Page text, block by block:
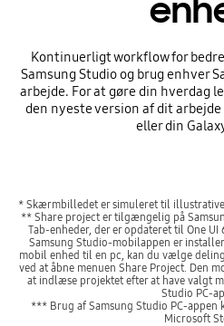
Kontinuerligt workflow for
Samsung Studio og brug enhver
arbejde. For at gøre din hverdag
den nyeste version af dit
eller din
* Skærmbilledet er simuleret til illustrative
** Share project er tilgængelig på
Tab-enheder, der er opdateret til One
Samsung Studio-mobilappen er
mobil enhed til en pc, kan du vælge
ved at åbne menuen Share Project. Den
at indlæse projektet efter at have valgt
Studio PC-
*** Brug af Samsung Studio PC-
Microsoft